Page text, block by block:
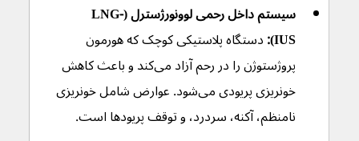
سیستم داخل رحمی لوونورژسترل (LNG-
IUS): دستگاه پلاستیکی کوچک که هورمون
پروژستوژن را در رحم آزاد می‌کند و باعث کاهش
خونریزی پریودی می‌شود. عوارض شامل خونریزی
نامنظم، آکنه، سردرد، و توقف پریودها است.